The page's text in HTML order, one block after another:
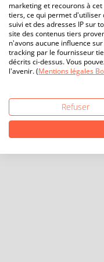
marketing et recourons à
tiers, ce qui permet d'utiliser
suivi et des adresses IP sur
site des contenus tiers
n'avons aucune influence
tracking par le fournisseur
décrits ci-dessus. Vous
l'avenir. (Mentions légales
Refuser